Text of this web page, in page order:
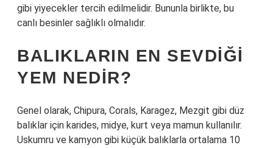
gibi yiyecekler tercih edilmelidir. Bununla birlikte, bu
canlı besinler sağlıklı olmalıdır.
BALIKLARIN EN SEVDIĞI
YEM NEDIR?
Genel olarak, Chipura, Corals, Karagez, Mezgit gibi düz
balıklar için karides, midye, kurt veya mamun kullanılır.
Uskumru ve kamyon gibi küçük balıklarla ortalama 10